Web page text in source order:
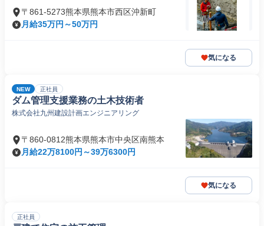
〒861-5273熊本県熊本市西区沖新町
月給35万円～50万円
気になる
NEW 正社員
ダム管理支援業務の土木技術者
株式会社九州建設計画エンジニアリング
〒860-0812熊本県熊本市中央区南熊本
月給22万8100円～39万6300円
気になる
正社員